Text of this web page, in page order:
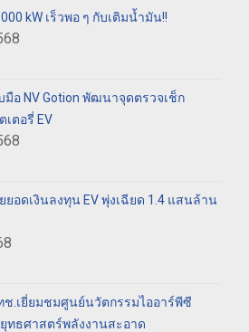
kW เร็วพอ ๆ กับเติมน้ำมัน!!
มือ NV Gotion พัฒนาจุดตรวจเช็ก
ตอรี่ EV
ยอดเงินลงทุน EV พุ่งเฉียด 1.4 แสนล้าน
ทช.เยี่ยมชมศูนย์นวัตกรรมไออาร์พีซี
ทธศาสตร์พลังงานสะอาด